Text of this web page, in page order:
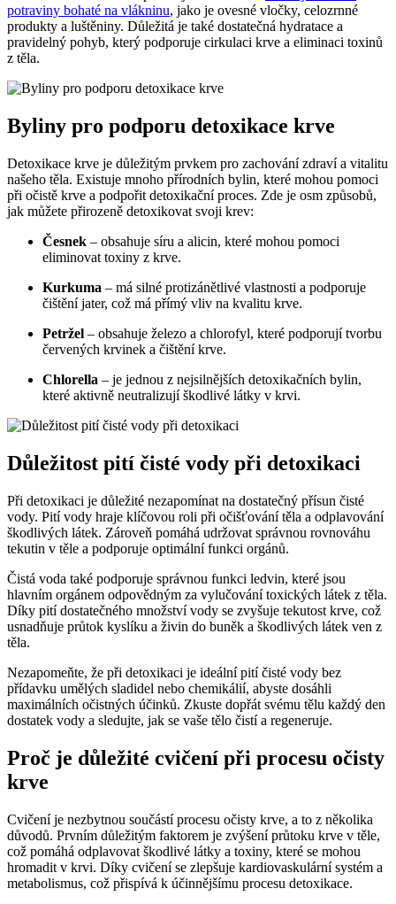
potraviny bohaté na vlákninu, jako je ovesné vločky, celozrnné
produkty a luštěniny. Důležitá je také dostatečná hydratace a
pravidelný pohyb, který podporuje cirkulaci krve a eliminaci toxinů
z těla.
Byliny pro podporu detoxikace krve
Detoxikace krve je důležitým prvkem pro zachování zdraví a vitalitu
našeho těla. Existuje mnoho přírodních bylin, které mohou pomoci
při očistě krve a podpořit detoxikační proces. Zde je osm způsobů,
jak můžete přirozeně detoxikovat svoji krev:
Česnek – obsahuje síru a alicin, které mohou pomoci
eliminovat toxiny z krve.
Kurkuma – má silné protizánětlivé vlastnosti a podporuje
čištění jater, což má přímý vliv na kvalitu krve.
Petržel – obsahuje železo a chlorofyl, které podporují tvorbu
červených krvinek a čištění krve.
Chlorella – je jednou z nejsilnějších detoxikačních bylin,
které aktivně neutralizují škodlivé látky v krvi.
Důležitost pití čisté vody při detoxikaci
Při detoxikaci je důležité nezapomínat na dostatečný přísun čisté
vody. Pití vody hraje klíčovou roli při očišťování těla a odplavování
škodlivých látek. Zároveň pomáhá udržovat správnou rovnováhu
tekutin v těle a podporuje optimální funkci orgánů.
Čistá voda také podporuje správnou funkci ledvin, které jsou
hlavním orgánem odpovědným za vylučování toxických látek z těla.
Díky pití dostatečného množství vody se zvyšuje tekutost krve, což
usnadňuje průtok kyslíku a živin do buněk a škodlivých látek ven z
těla.
Nezapomeňte, že při detoxikaci je ideální pití čisté vody bez
přídavku umělých sladidel nebo chemikálií, abyste dosáhli
maximálních očistných účinků. Zkuste dopřát svému tělu každý den
dostatek vody a sledujte, jak se vaše tělo čistí a regeneruje.
Proč je důležité cvičení při procesu očisty
krve
Cvičení je nezbytnou součástí procesu očisty krve, a to z několika
důvodů. Prvním důležitým faktorem je zvýšení průtoku krve v těle,
což pomáhá odplavovat škodlivé látky a toxiny, které se mohou
hromadit v krvi. Díky cvičení se zlepšuje kardiovaskulární systém a
metabolismus, což přispívá k účinnějšímu procesu detoxikace.